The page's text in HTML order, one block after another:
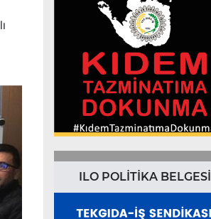
ILO POLİTİKA BELGESİ